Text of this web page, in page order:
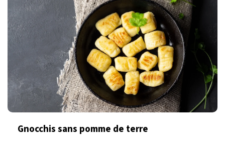
Gnocchis sans pomme de terre